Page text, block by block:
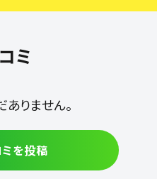
ミ
りません。
を投稿